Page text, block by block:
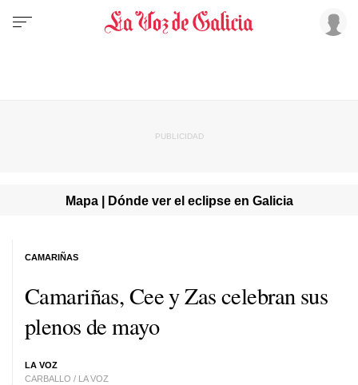
Mapa | Dónde ver el eclipse en Galicia
Camariñas, Cee y Zas celebran sus
plenos de mayo
LA VOZ
CARBALLO / LA VOZ
CAMARIÑAS